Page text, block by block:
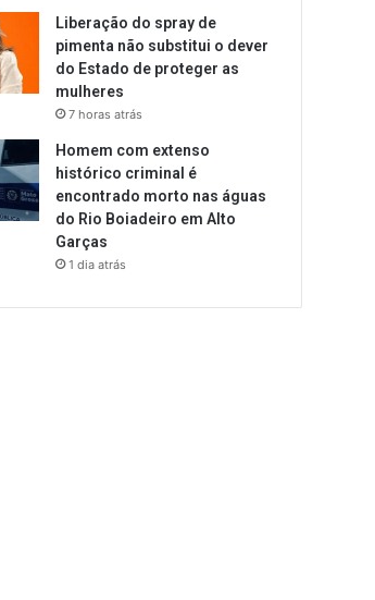
Liberação do spray de
pimenta não substitui o dever
do Estado de proteger as
mulheres
7 horas atrás
Homem com extenso
histórico criminal é
encontrado morto nas águas
do Rio Boiadeiro em Alto
Garças
1 dia atrás